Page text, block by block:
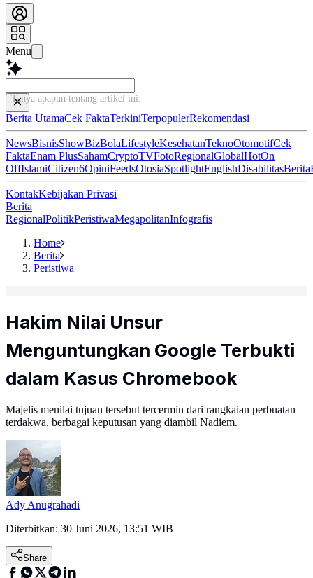
Menu
Ba
Berita UtamaCek FaktaTerkiniTerpopulerRekomendasi
NewsBisnisShowBizBolaLifestyleKesehatanTeknoOtomotifCek
FaktaEnam PlusSahamCryptoTVFotoRegionalGlobalHotOn
OffIslamiCitizen6OpiniFeedsOtosiaSpotlightEnglishDisabilitasBerita
KontakKebijakan Privasi
Berita
RegionalPolitikPeristiwaMegapolitanInfografis
Home
Berita
Peristiwa
Hakim Nilai Unsur
Menguntungkan Google Terbukti
dalam Kasus Chromebook
Majelis menilai tujuan tersebut tercermin dari rangkaian perbuatan
terdakwa, berbagai keputusan yang diambil Nadiem.
Ady Anugrahadi
Diterbitkan: 30 Juni 2026, 13:51 WIB
Share